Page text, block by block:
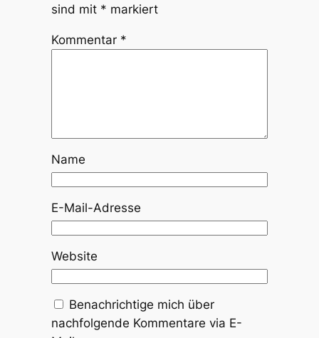
sind mit * markiert
Kommentar *
Name
E-Mail-Adresse
Website
Benachrichtige mich über
nachfolgende Kommentare via E-